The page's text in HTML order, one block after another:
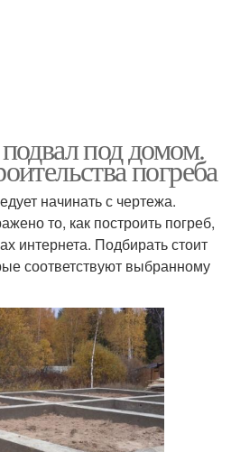
Погреба от подвала
Входной погреб
Земляной погреб
под домом.
погреба
начинать с чертежа.
то, как построить погреб,
интернета. Подбирать стоит
соответствуют выбранному